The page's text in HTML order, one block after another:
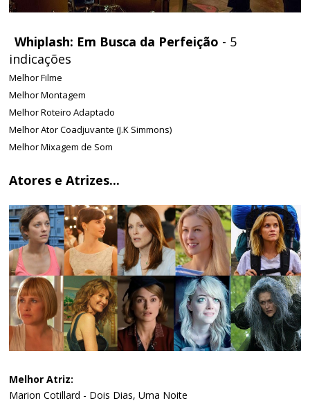
Whiplash: Em Busca da Perfeição - 5
indicações
Melhor Filme
Melhor Montagem
Melhor Roteiro Adaptado
Melhor Ator Coadjuvante (J.K Simmons)
Melhor Mixagem de Som
Atores e Atrizes...
Melhor Atriz:
Marion Cotillard - Dois Dias, Uma Noite